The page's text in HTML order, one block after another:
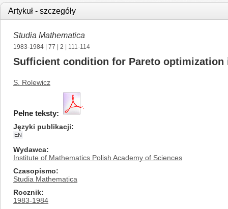
Artykuł - szczegóły
Studia Mathematica
1983-1984 77 2 | 111-114
Sufficient condition for Pareto optimization
S. Rolewicz
Pełne teksty:
Języki publikacji
EN
Wydawca
Institute of Mathematics Polish Academy of Sciences
Czasopismo
Studia Mathematica
Rocznik
1983-1984